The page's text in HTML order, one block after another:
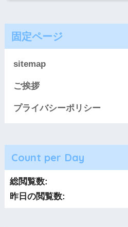
固定ページ
sitemap
ご挨拶
プライバシーポリシー
Count per Day
総閲覧数:
昨日の閲覧数: